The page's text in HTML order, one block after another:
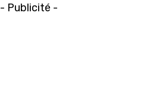
- Publicité -